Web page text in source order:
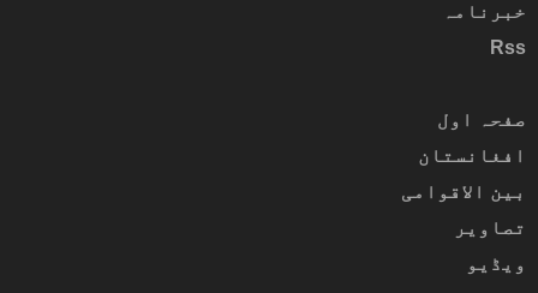
خبرنامہ
Rss
صفحہ اول
افغانستان
بین الاقوامی
تصاویر
ویڈیو